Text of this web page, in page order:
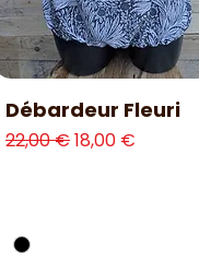
Aperçu rapide
Débardeur Fleuri
Prix original
22,00 €Prix
18,00 €